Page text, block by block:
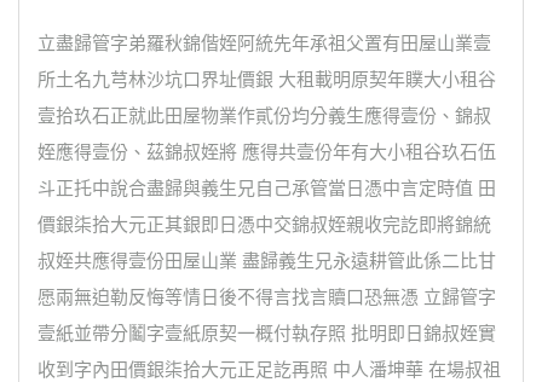
立盡歸管字弟羅秋錦偕姪阿統先年承祖父置有田屋山業壹
所土名九芎林沙坑口界址價銀 大租載明原契年贌大小租谷
壹拾玖石正就此田屋物業作貳份均分義生應得壹份、錦叔
姪應得壹份、茲錦叔姪將 應得共壹份年有大小租谷玖石伍
斗正托中說合盡歸與義生兄自己承管當日憑中言定時值 田
價銀柒拾大元正其銀即日憑中交錦叔姪親收完訖即將錦統
叔姪共應得壹份田屋山業 盡歸義生兄永遠耕管此係二比甘
愿兩無迫勒反悔等情日後不得言找言贖口恐無憑 立歸管字
壹紙並帶分鬮字壹紙原契一概付執存照 批明即日錦叔姪實
收到字內田價銀柒拾大元正足訖再照 中人潘坤華 在場叔祖